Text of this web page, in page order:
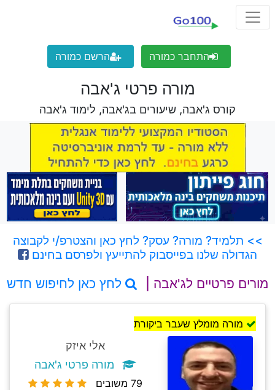
התחבר כמורה הרשם כמורה
מורה פרטי ג'אבה
קורס ג'אבה, שיעורים בג'אבה, לימוד ג'אבה
>> תלמיד? מורה? עסק? לחץ כאן והצטרפ/י לקבוצה
הגדולה שלנו בפייסבוק להתייעץ ולפרסם בחינם
מורים פרטיים לג'אבה | לחץ כאן לחיפוש חדש
מורה מומלץ שעבר ביקורת
אלי איזק
מורה פרטי ג'אבה
79 משובים